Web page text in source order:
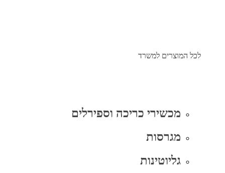
לכל המוצרים למשרד
מכשירי כריכה וספירלים
מגרסות
גליוטינות